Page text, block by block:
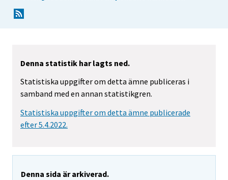
Denna statistik har lagts ned.
Statistiska uppgifter om detta ämne publiceras i
samband med en annan statistikgren.
Statistiska uppgifter om detta ämne publicerade
efter 5.4.2022.
Denna sida är arkiverad.